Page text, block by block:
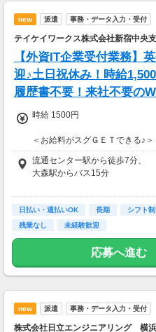
new 派遣 事務・データ入力・受付
テイケイワークス株式会社新宿中央
【外資IT企業受付業務】
迎♪土日祝休み！時給
履歴書不要！来社不要の
時給 1500円
＜お給料がスグＧＥＴできる♪＞
【日払いＯＫ】(規定あり)
【週払いＯＫ】(金〆切、翌金支
支払方法はその都度変更可能◎
時給1500円×1日8h勤務×月21日
→月収25万2000円
(＊'ω')σスグに収入ＵＰしたい方
給与以外に貰える手当が
★初勤務手当あり※規定による
★班長手当
⇒1日500円（班長3394名活躍
流通センター駅から徒歩7分、
大森駅からバス15分
＜東京駅周辺以外にも＞
新宿・新橋･大手町･池袋･渋谷な
色々な勤務地をご用意。
「駅チカ」 など
日払い・週払いOK 長期 シフト制
残業なし
未経験歓迎
応募へ進む
new 派遣 事務・データ入力・受付
株式会社日立エンジニアリング 横